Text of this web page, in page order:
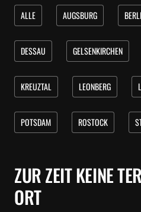
ALLE AUGSBURG
DESSAU GELSENKIRCHEN
KREUZTAL LEONBERG
POTSDAM ROSTOCK
ZUR ZEIT KEINE
ORT